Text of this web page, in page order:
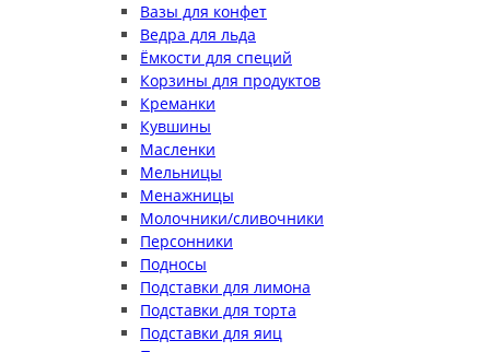
Вазы для конфет
Ведра для льда
Ёмкости для специй
Корзины для продуктов
Креманки
Кувшины
Масленки
Мельницы
Менажницы
Молочники/сливочники
Персонники
Подносы
Подставки для лимона
Подставки для торта
Подставки для яиц